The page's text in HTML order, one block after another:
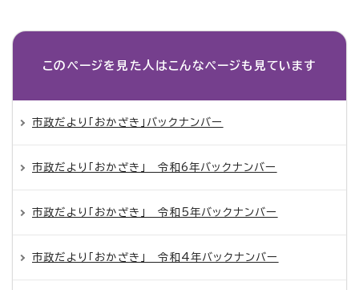
このページを見た人は こんなページも見ています
市政だより「おかざき」バックナンバー
市政だより「おかざき」 令和6年バックナンバー
市政だより「おかざき」 令和5年バックナンバー
市政だより「おかざき」 令和4年バックナンバー